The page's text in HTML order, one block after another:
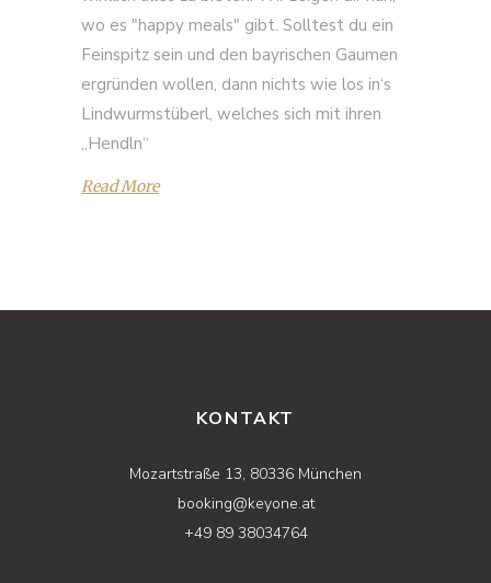
wo es "happy meals" gibt. Solltest du ein
Feinspitz sein und den bayrischen Gaumen
ergründen wollen, dann nichts wie los in‘s
Lindwurmstüberl, welches sich mit ihren
„Hendln“
Read More
KONTAKT
Mozartstraße 13, 80336 München
booking@keyone.at
+49 89 38034764